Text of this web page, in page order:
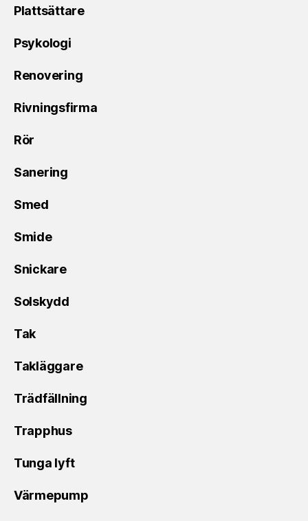
Plattsättare
Psykologi
Renovering
Rivningsfirma
Rör
Sanering
Smed
Smide
Snickare
Solskydd
Tak
Takläggare
Trädfällning
Trapphus
Tunga lyft
Värmepump